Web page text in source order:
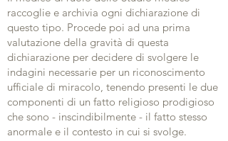
raccoglie e archivia ogni dichiarazione di
questo tipo. Procede poi ad una prima
valutazione della gravità di questa
dichiarazione per decidere di svolgere le
indagini necessarie per un riconoscimento
ufficiale di miracolo, tenendo presenti le due
componenti di un fatto religioso prodigioso
che sono - inscindibilmente - il fatto stesso
anormale e il contesto in cui si svolge.